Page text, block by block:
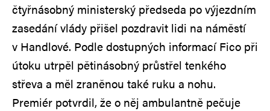
čtyřnásobný ministerský předseda po výjezdním
zasedání vlády přišel pozdravit lidi na náměstí
v Handlové. Podle dostupných informací Fico při
útoku utrpěl pětinásobný průstřel tenkého
střeva a měl zraněnou také ruku a nohu.
Premiér potvrdil, že o něj ambulantně pečuje